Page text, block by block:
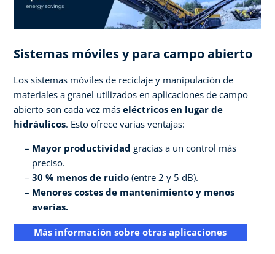
Sistemas móviles y para campo abierto
Los sistemas móviles de reciclaje y manipulación de
materiales a granel utilizados en aplicaciones de campo
abierto son cada vez más eléctricos en lugar de
hidráulicos. Esto ofrece varias ventajas:
Mayor productividad gracias a un control más
preciso.
30 % menos de ruido (entre 2 y 5 dB).
Menores costes de mantenimiento y menos
averías.
Más información sobre otras aplicaciones